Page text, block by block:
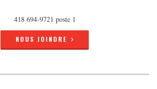
418 694-9721 poste 1
NOUS JOINDRE